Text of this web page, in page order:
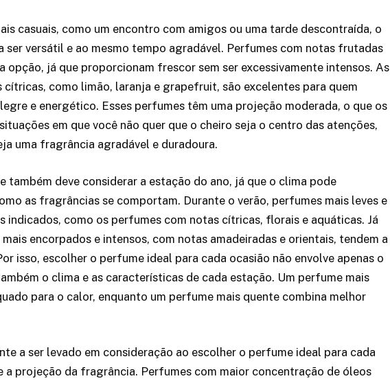
casuais, como um encontro com amigos ou uma tarde descontraída, o
ser versátil e ao mesmo tempo agradável. Perfumes com notas frutadas
opção, já que proporcionam frescor sem ser excessivamente intensos. As
como limão, laranja e grapefruit, são excelentes para quem
e energético. Esses perfumes têm uma projeção moderada, o que os
em que você não quer que o cheiro seja o centro das atenções,
uma fragrância agradável e duradoura.
também deve considerar a estação do ano, já que o clima pode
as fragrâncias se comportam. Durante o verão, perfumes mais leves e
indicados, como os perfumes com notas cítricas, florais e aquáticas. Já
encorpados e intensos, com notas amadeiradas e orientais, tendem a
isso, escolher o perfume ideal para cada ocasião não envolve apenas o
o clima e as características de cada estação. Um perfume mais
para o calor, enquanto um perfume mais quente combina melhor
a ser levado em consideração ao escolher o perfume ideal para cada
a projeção da fragrância. Perfumes com maior concentração de óleos